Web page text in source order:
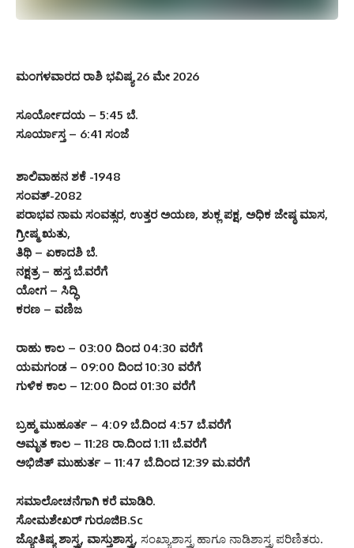
ಮಂಗಳವಾರದ ರಾಶಿ ಭವಿಷ್ಯ 26 ಮೇ 2026
ಸೂರ್ಯೋದಯ – 5:45 ಬೆ.
ಸೂರ್ಯಾಸ್ತ – 6:41 ಸಂಜೆ
ಶಾಲಿವಾಹನ ಶಕೆ -1948
ಸಂವತ್-2082
ಪರಾಭವ ನಾಮ ಸಂವತ್ಸರ, ಉತ್ತರ ಅಯಣ, ಶುಕ್ಲ ಪಕ್ಷ, ಅಧಿಕ ಜೇಷ್ಠ ಮಾಸ,
ಗ್ರೀಷ್ಮ ಋತು,
ತಿಥಿ – ಏಕಾದಶಿ ಬೆ.
ನಕ್ಷತ್ರ – ಹಸ್ತ ಬೆ.ವರೆಗೆ
ಯೋಗ – ಸಿದ್ಧಿ
ಕರಣ – ವಣಿಜ
ರಾಹು ಕಾಲ – 03:00 ದಿಂದ 04:30 ವರೆಗೆ
ಯಮಗಂಡ – 09:00 ದಿಂದ 10:30 ವರೆಗೆ
ಗುಳಿಕ ಕಾಲ – 12:00 ದಿಂದ 01:30 ವರೆಗೆ
ಬ್ರಹ್ಮ ಮುಹೂರ್ತ – 4:09 ಬೆ.ದಿಂದ 4:57 ಬೆ.ವರೆಗೆ
ಅಮೃತ ಕಾಲ – 11:28 ರಾ.ದಿಂದ 1:11 ಬೆ.ವರೆಗೆ
ಅಭಿಜಿತ್ ಮುಹುರ್ತ – 11:47 ಬೆ.ದಿಂದ 12:39 ಮ.ವರೆಗೆ
ಸಮಾಲೋಚನೆಗಾಗಿ ಕರೆ ಮಾಡಿರಿ.
ಸೋಮಶೇಖರ್ ಗುರೂಜಿB.Sc
ಜ್ಯೋತಿಷ್ಯ ಶಾಸ್ತ್ರ, ವಾಸ್ತುಶಾಸ್ತ್ರ, ಸಂಖ್ಯಾಶಾಸ್ತ್ರ ಹಾಗೂ ನಾಡಿಶಾಸ್ತ್ರ ಪರಿಣಿತರು.